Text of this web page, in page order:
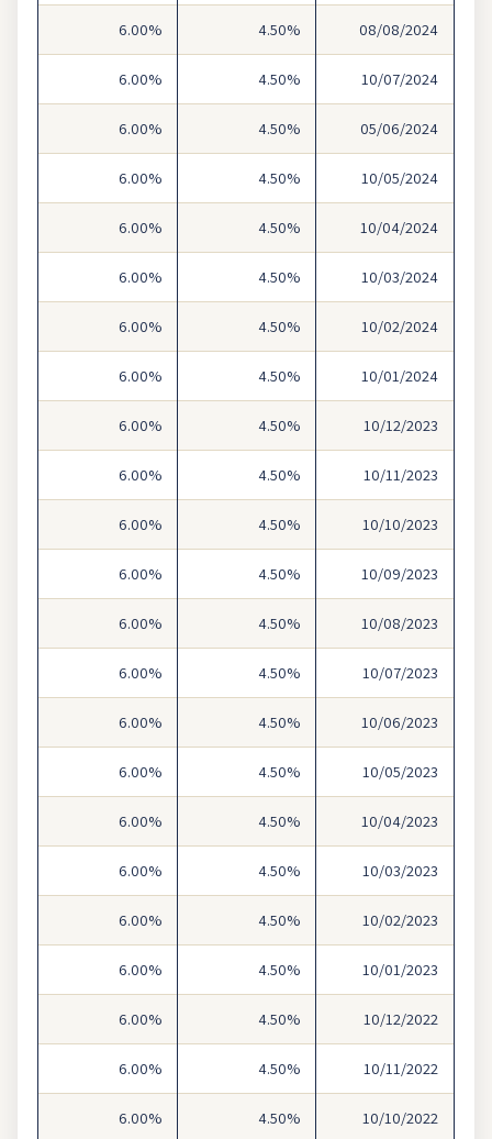
08/08/2024
4.50%
6.00%
10/07/2024
4.50%
6.00%
05/06/2024
4.50%
6.00%
10/05/2024
4.50%
6.00%
10/04/2024
4.50%
6.00%
10/03/2024
4.50%
6.00%
10/02/2024
4.50%
6.00%
10/01/2024
4.50%
6.00%
10/12/2023
4.50%
6.00%
10/11/2023
4.50%
6.00%
10/10/2023
4.50%
6.00%
10/09/2023
4.50%
6.00%
10/08/2023
4.50%
6.00%
10/07/2023
4.50%
6.00%
10/06/2023
4.50%
6.00%
10/05/2023
4.50%
6.00%
10/04/2023
4.50%
6.00%
10/03/2023
4.50%
6.00%
10/02/2023
4.50%
6.00%
10/01/2023
4.50%
6.00%
10/12/2022
4.50%
6.00%
10/11/2022
4.50%
6.00%
10/10/2022
4.50%
6.00%